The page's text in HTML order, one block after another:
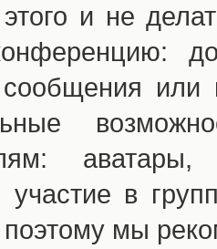
и не
или
в
поэтому мы